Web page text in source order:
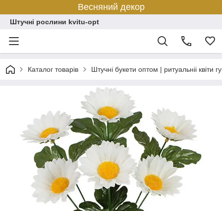
Весняний декор
Штучні рослини kvitu-opt
Каталог товарів Штучні букети оптом | ритуальніі квіти